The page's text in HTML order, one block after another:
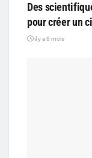
Des
pour créer un
il y a 8 mois